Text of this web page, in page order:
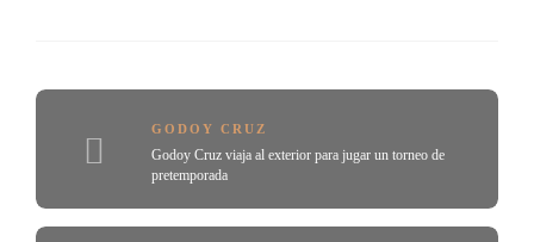
GODOY CRUZ
Godoy Cruz viaja al exterior para jugar un torneo de
pretemporada